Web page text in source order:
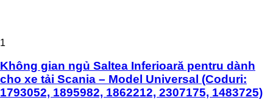
1
Không gian ngủ Saltea Inferioară pentru dành
cho xe tải Scania – Model Universal (Coduri:
1793052, 1895982, 1862212, 2307175, 1483725)